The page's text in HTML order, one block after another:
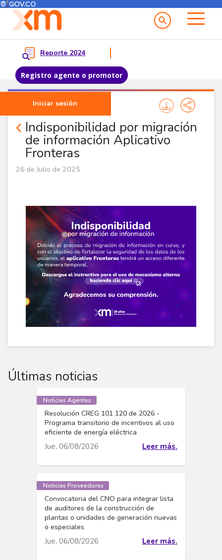
Pasar al contenido principal
Menú del Usuario
Reporte 2024
Registro agente o promotor
Iniciar sesión
Menu principal
Indisponibilidad por migración
de información Aplicativo
Fronteras
Comunicados
26 de Julio de 2025
Últimas noticias
Noticias Agentes
Resolución CREG 101 120 de 2026 -
Programa transitorio de incentivos al uso
eficiente de energía eléctrica
Jue, 06/08/2026 Leer más.
Noticias Proveedores
Convocatoria del CNO para integrar lista
de auditores de la construcción de
plantas o unidades de generación nuevas
o especiales
Jue, 06/08/2026 Leer más.